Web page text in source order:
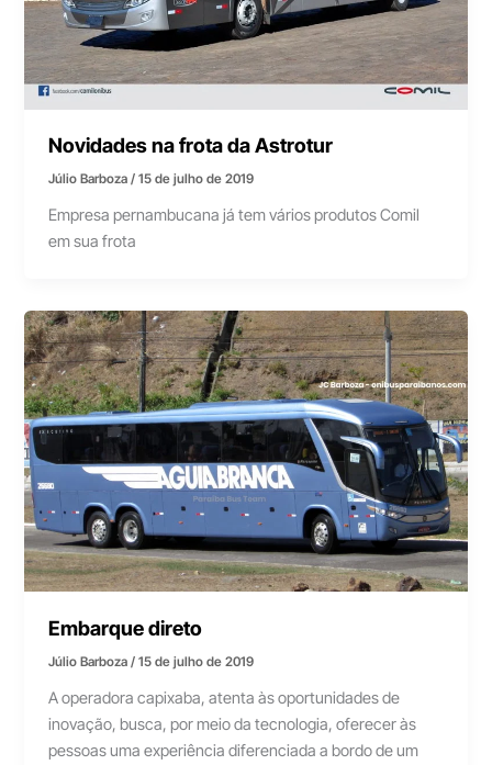
Novidades na frota da Astrotur
Júlio Barboza/15 de julho de 2019
Empresa pernambucana já tem vários produtos Comil
em sua frota
Embarque direto
Júlio Barboza/15 de julho de 2019
A operadora capixaba, atenta às oportunidades de
inovação, busca, por meio da tecnologia, oferecer às
pessoas uma experiência diferenciada a bordo de um